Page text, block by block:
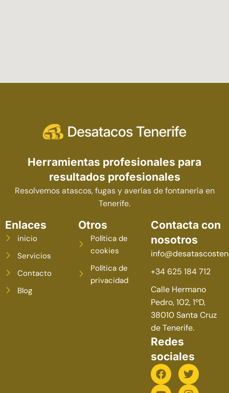
Herramientas profesionales para
resultados profesionales
Resolvemos atascos, fugas y averías de fontanería en
Tenerife.
Enlaces
inicio
Servicios
Contacto
Blog
Otros
Política de
cookies
Política de
privacidad
Contacta con
nosotros
+34 625 184 712
Calle Hermano
Pedro, 102, 1ºD,
38010 Santa Cruz
de Tenerife.
Redes
sociales